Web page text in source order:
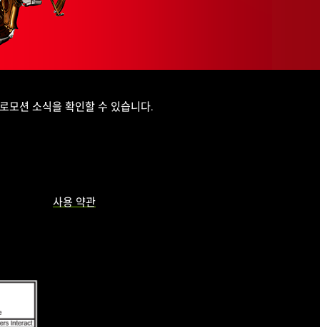
모션 소식을 확인할 수 있습니다.
사용 약관